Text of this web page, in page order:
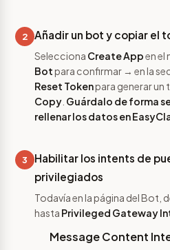
2 Añadir un bot y copiar el
Selecciona Create Appen el
Botpara confirmar → en la
Reset Tokenpara generar un
Copy Guárdalo de forma
rellenar los datos en
3
Habilitar los intents de
privilegiados
Todavía en la página del Bot,
hasta Privileged Gateway
Message Content